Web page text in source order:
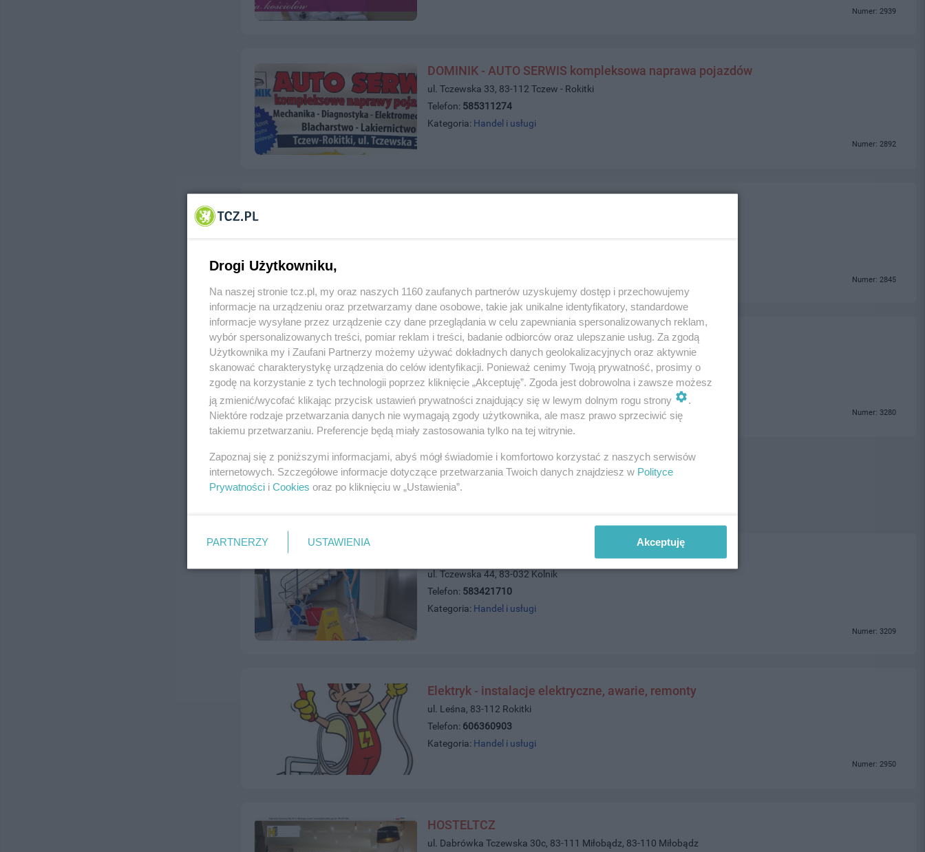
Numer: 2939
DOMINIK - AUTO SERWIS kompleksowa naprawa pojazdów
ul. Tczewska 33, 83-112 Tczew - Rokitki
Telefon: 585311274
Kategoria: Handel i usługi
Numer: 2892
Numer: 2845
Eden Dom Pogrzebowy - Usługi Pogrzebowe Tczew
ul. 30 Stycznia 10/2, 83-110 Tczew
Telefon:535437437
Kategoria:
Handel i usługi
Numer: 3280
ul. Tczewska 44, 83-032 Kolnik
Telefon: 583421710
Kategoria: Handel i usługi
Numer: 3209
Elektryk - instalacje elektryczne, awarie, remonty
ul. Leśna, 83-112 Rokitki
Telefon: 606360903
Kategoria: Handel i usługi
Numer: 2950
HOSTELTCZ
ul. Dabrówka Tczewska 30c, 83-111 Miłobądz, 83-110 Miłobądz
Drogi Użytkowniku,
Na naszej stronie tcz.pl, my oraz naszych 1160 zaufanych partnerów uzyskujemy dostęp i przechowujemy
informacje na urządzeniu oraz przetwarzamy dane osobowe, takie jak unikalne identyfikatory, standardowe
informacje wysyłane przez urządzenie czy dane przeglądania w celu zapewniania spersonalizowanych reklam,
wybór spersonalizowanych treści, pomiar reklam i treści, badanie odbiorców oraz ulepszanie usług. Za zgodą
Użytkownika my i Zaufani Partnerzy możemy używać dokładnych danych geolokalizacyjnych oraz aktywnie
skanować charakterystykę urządzenia do celów identyfikacji. Ponieważ cenimy Twoją prywatność, prosimy o
zgodę na korzystanie z tych technologii poprzez kliknięcie „Akceptuję”. Zgoda jest dobrowolna i zawsze możesz
ją zmienić/wycofać klikając przycisk ustawień prywatności znajdujący się w lewym dolnym rogu strony
.
Niektóre rodzaje przetwarzania danych nie wymagają zgody użytkownika, ale masz prawo sprzeciwić się
takiemu przetwarzaniu. Preferencje będą miały zastosowania tylko na tej witrynie.
Zapoznaj się z poniższymi informacjami, abyś mógł świadomie i komfortowo korzystać z naszych serwisów
internetowych. Szczegółowe informacje dotyczące przetwarzania Twoich danych znajdziesz w Polityce
Prywatności i Cookies oraz po kliknięciu w „Ustawienia”.
PARTNERZY USTAWIENIA Akceptuję